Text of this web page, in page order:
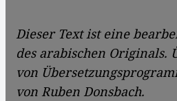
Dieser Text ist eine
des arabischen Originals.
von
von Ruben Donsbach.